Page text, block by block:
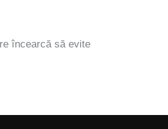
încearcă să evite